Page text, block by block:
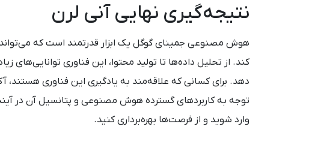
نتیجه‌گیری نهایی آنی لرن
هوش مصنوعی جمینای گوگل یک ابزار قدرتمند است که
کند. از تحلیل داده‌ها تا تولید محتوا، این فناوری توانایی‌های
دهد. برای کسانی که علاقه‌مند به یادگیری این فناوری هستند،
توجه به کاربردهای گسترده هوش مصنوعی و پتانسیل آن در
وارد شوید و از فرصت‌ها بهره‌برداری کنید.